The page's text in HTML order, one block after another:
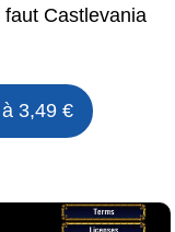
Castlevania
à 3,49 €